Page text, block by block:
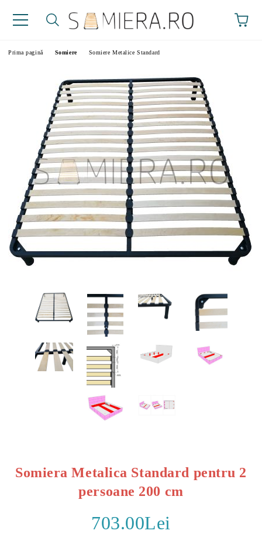
Prima pagină Somiere Somiere Metalice Standard
Somiera Metalica Standard pentru 2
persoane 200 cm
703.00Lei